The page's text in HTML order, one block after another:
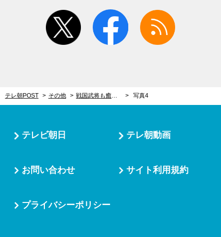
twitter facebook
テレ朝POST その他 写真4
テレビ朝日 テレ朝動画
お問い合わせ サイト利用規約
プライバシーポリシー